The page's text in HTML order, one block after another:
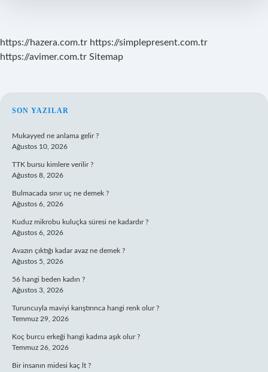
https://hazera.com.tr https://simplepresent.com.tr
https://avimer.com.tr Sitemap
SIDEBAR
SON YAZILAR
Mukayyed ne anlama gelir ?
Ağustos 10, 2026
TTK bursu kimlere verilir ?
Ağustos 8, 2026
Bulmacada sınır uç ne demek ?
Ağustos 6, 2026
Kuduz mikrobu kuluçka süresi ne kadardır ?
Ağustos 6, 2026
Avazın çıktığı kadar avaz ne demek ?
Ağustos 5, 2026
56 hangi beden kadın ?
Ağustos 3, 2026
Turuncuyla maviyi karıştırınca hangi renk olur ?
Temmuz 29, 2026
Koç burcu erkeği hangi kadına aşık olur ?
Temmuz 26, 2026
Bir insanın midesi kaç lt ?